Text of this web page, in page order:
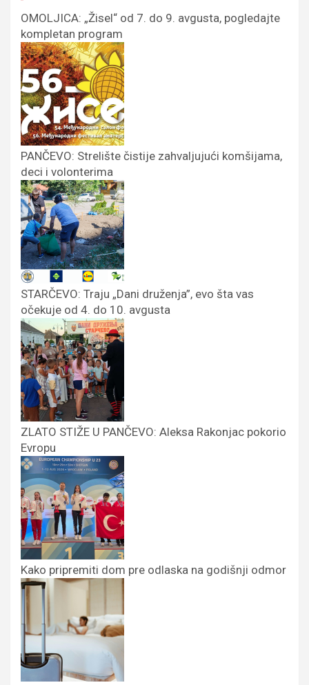
OMOLJICA: „Žisel“ od 7. do 9. avgusta, pogledajte
kompletan program
PANČEVO: Strelište čistije zahvaljujući komšijama,
deci i volonterima
STARČEVO: Traju „Dani druženja”, evo šta vas
očekuje od 4. do 10. avgusta
ZLATO STIŽE U PANČEVO: Aleksa Rakonjac pokorio
Evropu
Kako pripremiti dom pre odlaska na godišnji odmor